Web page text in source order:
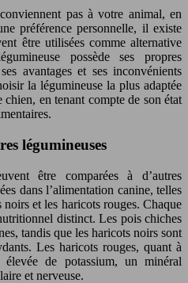
pas à votre animal, en
préférence personnelle, il existe
être utilisées comme alternative
possède ses propres
avantages et ses inconvénients
la légumineuse la plus adaptée
en tenant compte de son état
légumineuses
être comparées à d’autres
dans l’alimentation canine, telles
et les haricots rouges. Chaque
distinct. Les pois chiches
tandis que les haricots noirs sont
Les haricots rouges, quant à
de potassium, un minéral
et nerveuse.